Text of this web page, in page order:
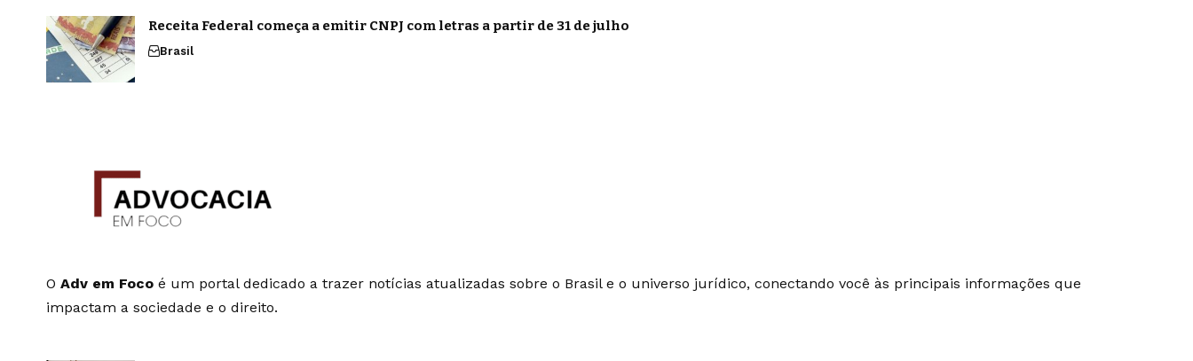
Receita Federal começa a emitir CNPJ com letras a partir de 31 de julho
Brasil
O Adv em Foco é um portal dedicado a trazer notícias atualizadas sobre o Brasil e o universo jurídico, conectando você às principais informações que
impactam a sociedade e o direito.